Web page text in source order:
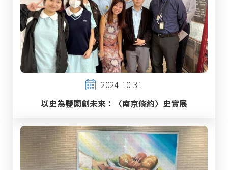
2024-10-31
以史為鑒開創未來：〈南京條約〉史實展